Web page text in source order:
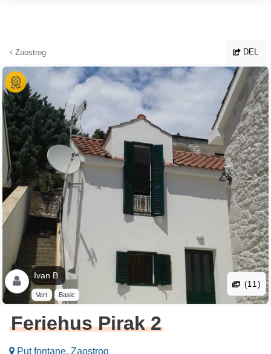
Zaostrog DEL
Ivan B .
Vert Basic
(11)
Feriehus Pirak 2
Put fontane, Zaostrog